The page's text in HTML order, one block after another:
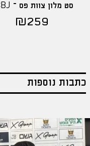
סט מלון צוות פס – FCBJ
₪259
כתבות נוספות